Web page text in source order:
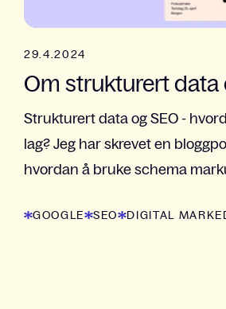
29.4.2024
Om strukturert data
Strukturert data og SEO -
lag? Jeg har skrevet en
hvordan å bruke schema
GOOGLE SEO DIGITAL